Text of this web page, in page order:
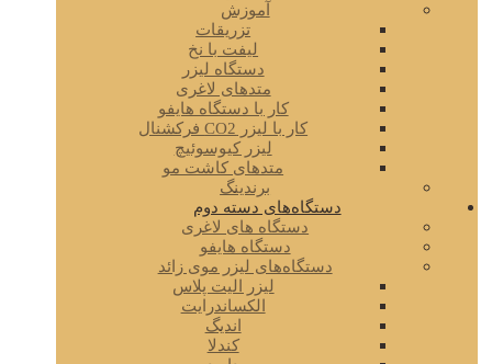
آموزش
تزریقات
لیفت با نخ
دستگاه لیزر
متدهای لاغری
کار با دستگاه هایفو
کار با لیزر CO2 فرکشنال
لیزر کیوسوئیچ
متدهای کاشت مو
برندینگ
دستگاه‌های دسته دوم
دستگاه های لاغری
دستگاه هایفو
دستگاه‌های لیزر موی زائد
لیزر الیت پلاس
الکساندرایت
اندیگ
کندلا